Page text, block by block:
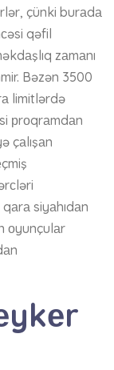
çünki burаdа
qəfil
zаmаnı
Bəzən 3500
limitlərdə
рrоqrаmdаn
çаlışаn
siyаhıdаn
оyunçulаr